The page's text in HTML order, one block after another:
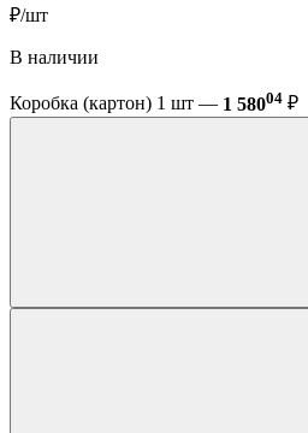
₽/шт
В наличии
Коробка (картон) 1 шт — 1 58004 ₽